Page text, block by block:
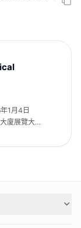
1月4日
廈展覽大